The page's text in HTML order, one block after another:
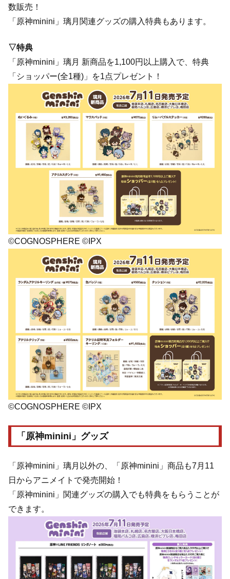
数販売！
「原神minini」璃月関連グッズの購入特典もあります。
▽特典
「原神minini」璃月 新商品を1,100円以上購入で、特典
「ショッパー(全1種)」を1点プレゼント！
©COGNOSPHERE ©IPX
©COGNOSPHERE ©IPX
「原神minini」グッズ
「原神minini」璃月以外の、「原神minini」商品も7月11
日からアニメイトで発売開始！
「原神minini」関連グッズの購入でも特典をもらうことが
できます。